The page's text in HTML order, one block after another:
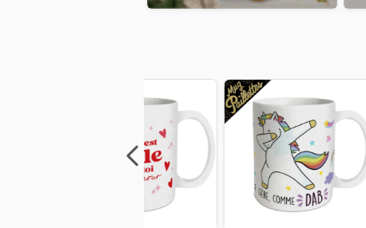
Next Previous Next Previous